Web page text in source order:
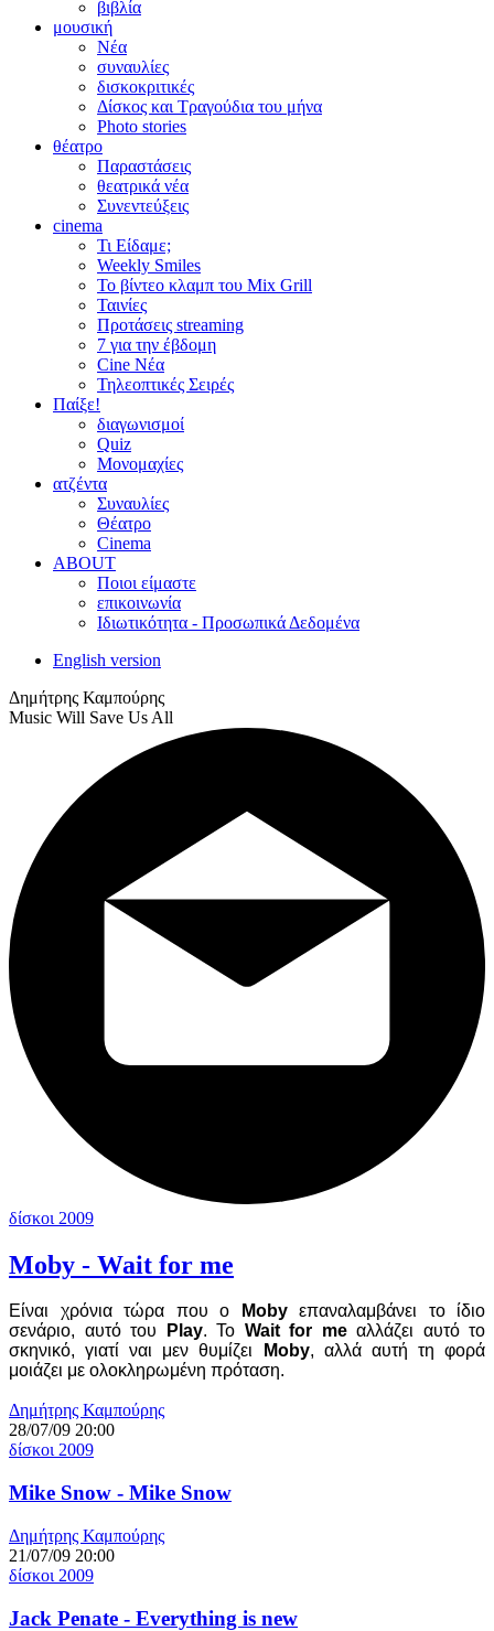
βιβλία
μουσική
Νέα
συναυλίες
δισκοκριτικές
Δίσκος και Τραγούδια του μήνα
Photo stories
θέατρο
Παραστάσεις
θεατρικά νέα
Συνεντεύξεις
cinema
Τι Είδαμε;
Weekly Smiles
Το βίντεο κλαμπ του Mix Grill
Ταινίες
Προτάσεις streaming
7 για την έβδομη
Cine Νέα
Τηλεοπτικές Σειρές
Παίξε!
διαγωνισμοί
Quiz
Μονομαχίες
ατζέντα
Συναυλίες
Θέατρο
Cinema
ABOUT
Ποιοι είμαστε
επικοινωνία
Ιδιωτικότητα - Προσωπικά Δεδομένα
English version
Δημήτρης Καμπούρης
Music Will Save Us All
δίσκοι 2009
Moby - Wait for me
Είναι χρόνια τώρα που ο Mobyεπαναλαμβάνει το ίδιο
σενάριο, αυτό του
Play. Το Wait for meαλλάζει αυτό το
σκηνικό, γιατί ναι μεν θυμίζει
Moby, αλλά αυτή τη φορά
μοιάζει με ολοκληρωμένη πρόταση.
Δημήτρης Καμπούρης
28/07/09 20:00
δίσκοι 2009
Mike Snow - Mike Snow
Δημήτρης Καμπούρης
21/07/09 20:00
δίσκοι 2009
Jack Penate - Everything is new